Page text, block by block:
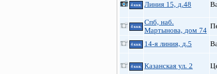
4 ккв. Линия 15, д.48
4 ккв.
Спб, наб.
Мартынова, дом 74
4 ккв. 14-я линия, д.5
4 ккв. Казанская ул. 2